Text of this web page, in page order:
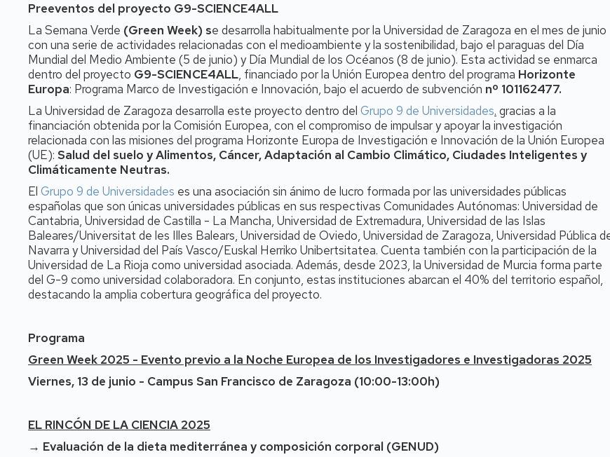
Preeventos del proyecto G9-SCIENCE4ALL
La Semana Verde (Green Week) se desarrolla habitualmente por la Universidad de Zaragoza en el mes de junio
con una serie de actividades relacionadas con el medioambiente y la sostenibilidad, bajo el paraguas del Día
Mundial del Medio Ambiente (5 de junio) y Día Mundial de los Océanos (8 de junio). Esta actividad se enmarca
dentro del proyecto G9-SCIENCE4ALL, financiado por la Unión Europea dentro del programa Horizonte
Europa: Programa Marco de Investigación e Innovación, bajo el acuerdo de subvención nº 101162477.
La Universidad de Zaragoza desarrolla este proyecto dentro del Grupo 9 de Universidades. gracias a la
financiación obtenida por la Comisión Europea, con el compromiso de impulsar y apoyar la investigación
relacionada con las misiones del programa Horizonte Europa de Investigación e Innovación de la Unión Europea
(UE): Salud del suelo y Alimentos, Cáncer, Adaptación al Cambio Climático, Ciudades Inteligentes y
Climáticamente Neutras.
El Grupo 9 de Universidades es una asociación sin ánimo de lucro formada por las universidades públicas
españolas que son únicas universidades públicas en sus respectivas Comunidades Autónomas: Universidad de
Cantabria, Universidad de Castilla - La Mancha, Universidad de Extremadura, Universidad de las Islas
Baleares/Universitat de les Illes Balears, Universidad de Oviedo, Universidad de Zaragoza, Universidad Pública
Navarra y Universidad del País Vasco/Euskal Herriko Unibertsitatea. Cuenta también con la participación de la
Universidad de La Rioja como universidad asociada. Además, desde 2023, la Universidad de Murcia forma parte
del G-9 como universidad colaboradora. En conjunto, estas instituciones abarcan el 40% del territorio español,
destacando la amplia cobertura geográfica del proyecto.
Programa
Green Week 2025 - Evento previo a la Noche Europea de los Investigadores e Investigadoras 2025
Viernes, 13 de junio - Campus San Francisco de Zaragoza (10:00-13:00h)
EL RINCÓN DE LA CIENCIA 2025
→ Evaluación de la dieta mediterránea y composición corporal (GENUD)